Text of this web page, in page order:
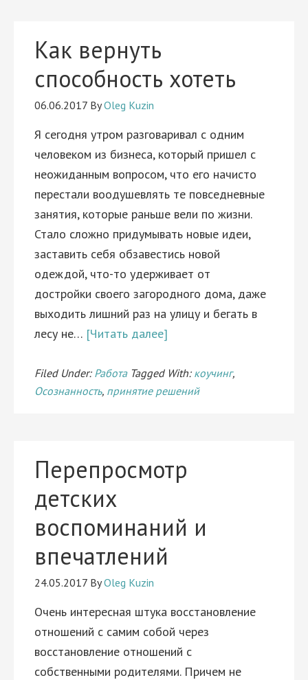
Как вернуть
способность хотеть
06.06.2017 ByOleg Kuzin
Я сегодня утром разговаривал с одним
человеком из бизнеса, который пришел с
неожиданным вопросом, что его начисто
перестали воодушевлять те повседневные
занятия, которые раньше вели по жизни.
Стало сложно придумывать новые идеи,
заставить себя обзавестись новой
одеждой, что-то удерживает от
достройки своего загородного дома, даже
выходить лишний раз на улицу и бегать в
лесу не… [Читать далее]
Filed Under: Работа Tagged With: коучинг,
Осознанность, принятие решений
Перепросмотр
детских
воспоминаний и
впечатлений
24.05.2017 ByOleg Kuzin
Очень интересная штука восстановление
отношений с самим собой через
восстановление отношений с
собственными родителями. Причем не